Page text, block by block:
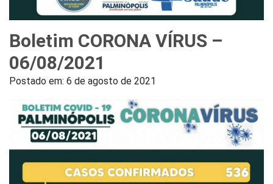
Boletim CORONA VÍRUS –
06/08/2021
Postado em: 6 de agosto de 2021